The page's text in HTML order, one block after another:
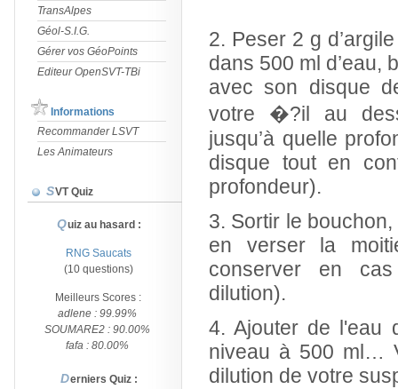
TransAlpes
Géol-S.I.G.
Gérer vos GéoPoints
Editeur OpenSVT-TBi
Informations
Recommander LSVT
Les Animateurs
SVT Quiz
Quiz au hasard :
RNG Saucats
(10 questions)
Meilleurs Scores :
adlene : 99.99%
SOUMARE2 : 90.00%
fafa : 80.00%
Derniers Quiz :
2. Peser 2 g
dans 500 ml d’eau,
avec son disque
votre �?il au
jusqu’à quelle
disque tout en
profondeur).
3. Sortir le
en verser la
conserver en
dilution).
4. Ajouter de l'eau
niveau à 500 ml…
dilution de votre